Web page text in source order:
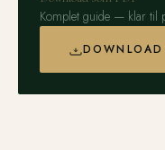
Komplet guide — klar til